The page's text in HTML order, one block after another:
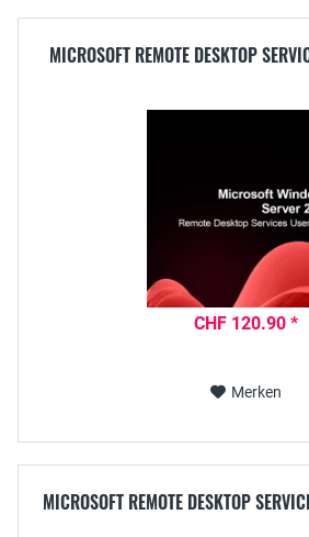
MICROSOFT REMOTE DESKTOP
CHF 120.90 *
Merken
MICROSOFT REMOTE DESKTOP